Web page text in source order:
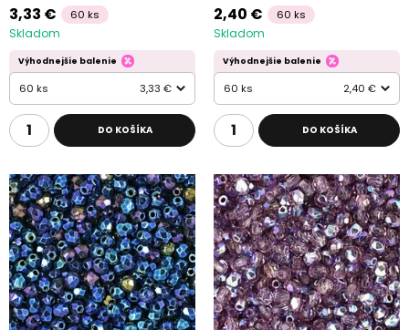
3,33 € 60 ks
Skladom
Výhodnejšie balenie
60 ks 3,33 €
DO KOŠÍKA
2,40 € 60 ks
Skladom
Výhodnejšie balenie
60 ks 2,40 €
DO KOŠÍKA